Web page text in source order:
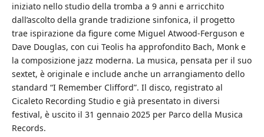
iniziato nello studio della tromba a 9 anni e arricchito
dall’ascolto della grande tradizione sinfonica, il progetto
trae ispirazione da figure come Miguel Atwood-Ferguson e
Dave Douglas, con cui Teolis ha approfondito Bach, Monk e
la composizione jazz moderna. La musica, pensata per il suo
sextet, è originale e include anche un arrangiamento dello
standard “I Remember Clifford”. Il disco, registrato al
Cicaleto Recording Studio e già presentato in diversi
festival, è uscito il 31 gennaio 2025 per Parco della Musica
Records.